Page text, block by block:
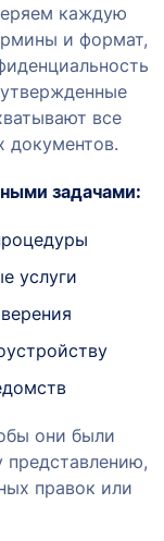
каждую
и формат,
все
документов.
задачами:
услуги
они были
правок или